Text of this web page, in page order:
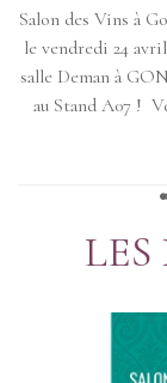
Salon des Vins à
le vendredi 24
salle Deman à
au Stand A07 !